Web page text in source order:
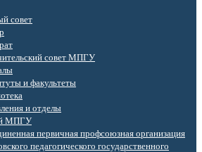
совет
совет МПГУ
и факультеты
и отделы
МПГУ
первичная профсоюзная организация
педагогического государственного